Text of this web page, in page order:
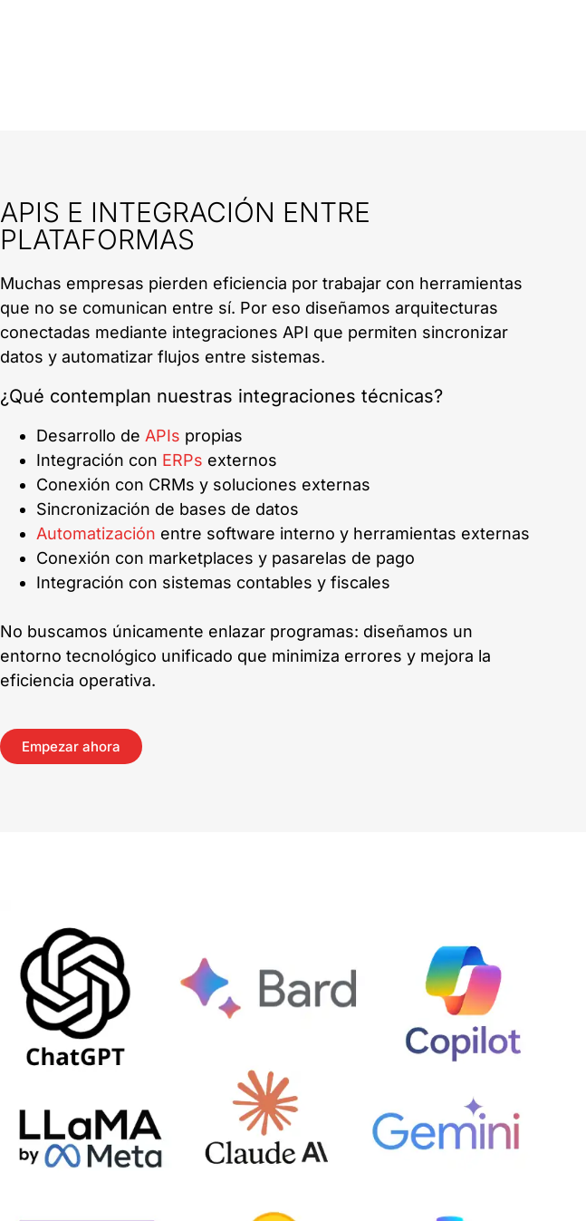
APIS E INTEGRACIÓN ENTRE
PLATAFORMAS
Muchas empresas pierden eficiencia por trabajar con herramientas
que no se comunican entre sí. Por eso diseñamos arquitecturas
conectadas mediante integraciones API que permiten sincronizar
datos y automatizar flujos entre sistemas.
¿Qué contemplan nuestras integraciones técnicas?
Desarrollo de APIs propias
Integración con ERPs externos
Conexión con CRMs y soluciones externas
Sincronización de bases de datos
Automatización entre software interno y herramientas externas
Conexión con marketplaces y pasarelas de pago
Integración con sistemas contables y fiscales
No buscamos únicamente enlazar programas: diseñamos un
entorno tecnológico unificado que minimiza errores y mejora la
eficiencia operativa.
Empezar ahora